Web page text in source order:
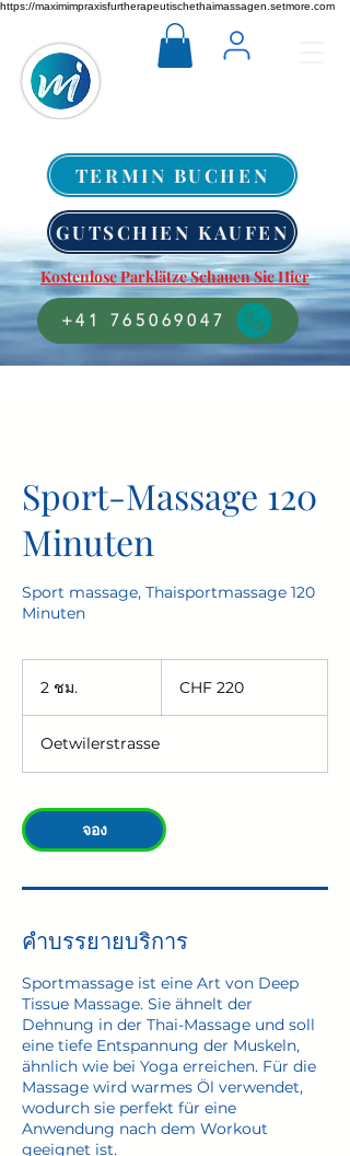
https://maximimpraxisfurtherapeutischethaimassagen.setmore.com
TERMIN BUCHEN
GUTSCHIEN KAUFEN
Kostenlose Parklätze Schauen Sie Hier
+41 765069047
Sport-Massage 120
Minuten
Sport massage, Thaisportmassage 120
Minuten
2 ชม.
.
ก์ส
CHF 220
Oetwilerstrasse
จอง
คำบรรยายบริการ
Sportmassage ist eine Art von Deep
Tissue Massage. Sie ähnelt der
Dehnung in der Thai-Massage und soll
eine tiefe Entspannung der Muskeln,
ähnlich wie bei Yoga erreichen. Für die
Massage wird warmes Öl verwendet,
wodurch sie perfekt für eine
Anwendung nach dem Workout
geeignet ist.